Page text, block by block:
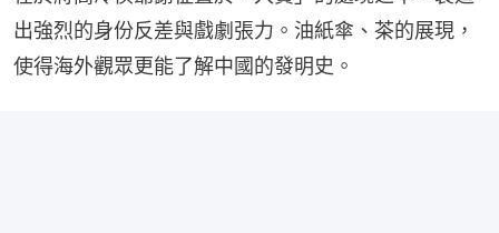
出強烈的身份反差與戲劇張力。油紙傘、茶的展現，
使得海外觀眾更能了解中國的發明史。